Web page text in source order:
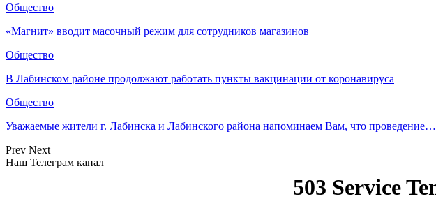
Общество
«Магнит» вводит масочный режим для сотрудников магазинов
Общество
В Лабинском районе продолжают работать пункты вакцинации от коронавируса
Общество
Уважаемые жители г. Лабинска и Лабинского района напоминаем Вам, что проведение…
Prev Next
Наш Телеграм канал